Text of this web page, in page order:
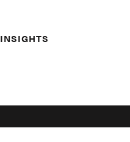
INSIGHTS